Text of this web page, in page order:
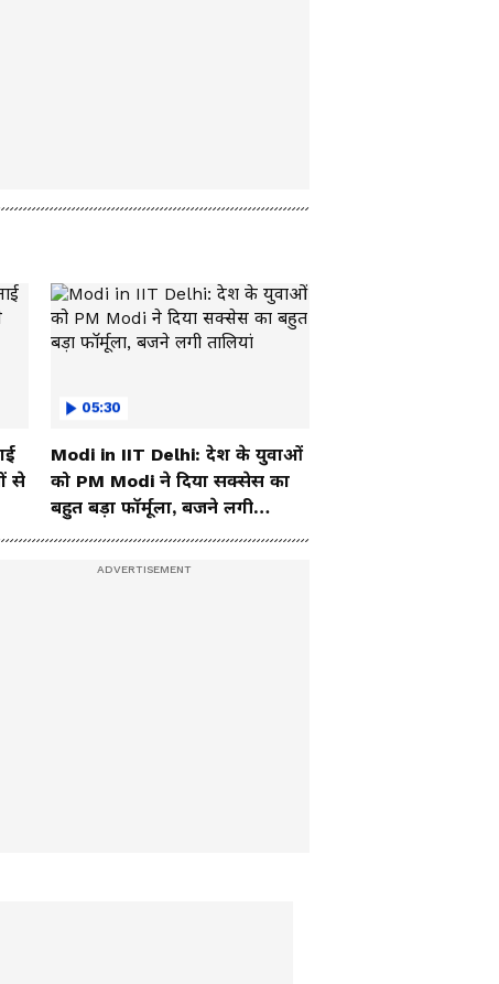
से
05:30
Modi in IIT Delhi: देश के युवाओं
को PM Modi ने दिया सक्सेस का
बहुत बड़ा फॉर्मूला, बजने लगी
तालियां